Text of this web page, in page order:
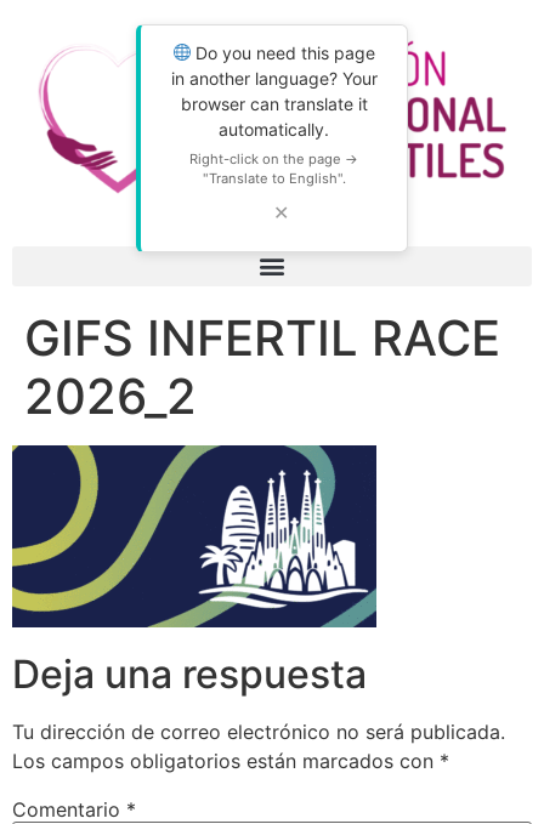
Do you need this page
in another language? Your
browser can translate it
automatically.
Right-click on the page →
"Translate to English".
✕
GIFS INFERTIL RACE
2026_2
Deja una respuesta
Tu dirección de correo electrónico no será publicada.
Los campos obligatorios están marcados con *
Comentario *